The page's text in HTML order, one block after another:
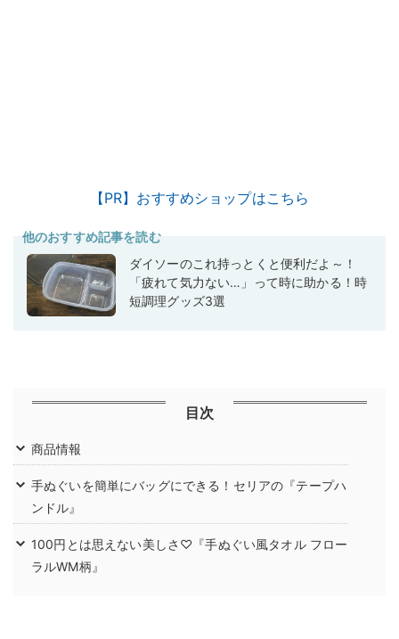
【PR】おすすめショップはこちら
他のおすすめ記事を読む
ダイソーのこれ持っとくと便利だよ～！
「疲れて気力ない…」って時に助かる！時
短調理グッズ3選
目次
商品情報
手ぬぐいを簡単にバッグにできる！セリアの『テープハ
ンドル』
100円とは思えない美しさ♡『手ぬぐい風タオル フロー
ラルWM柄』